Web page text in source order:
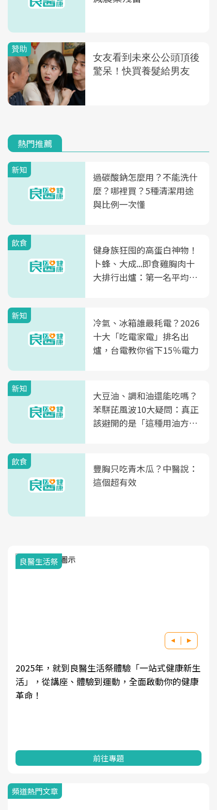
熱門推薦
新知
過碳酸鈉怎麼用？不能洗什
麼？哪裡買？5種清潔用途
與比例一次懂
飲食
健身族狂囤的高蛋白神物！
卜蜂、大成...即食雞胸肉十
大排行出爐：第一名平均一
新知
冷氣、冰箱誰最耗電？2026
十大「吃電家電」排名出
爐，台電教你省下15％電力
新知
大豆油、調和油還能吃嗎？
苯駢芘風波10大疑問：真正
該避開的是「這種用油方
飲食
豐胸只吃青木瓜？中醫說：
這個超有效
良醫生活祭
2025年，就到良醫生活祭體驗「一站式健康新生
活」，從講座、體驗到運動，全面啟動你的健康
革命！
前往專題
頻道熱門文章